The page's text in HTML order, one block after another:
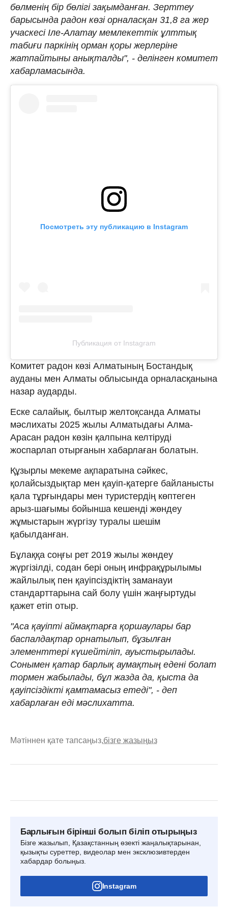
бөлменің бір бөлігі зақымданған. Зерттеу
барысында радон көзі орналасқан 31,8 га жер
учаскесі Іле-Алатау мемлекеттік ұлттық
табиғи паркінің орман қоры жерлеріне
жатпайтыны анықталды", - делінген комитет
хабарламасында.
Посмотреть эту публикацию в Instagram
Публикация от Instagram
Комитет радон көзі Алматының Бостандық
ауданы мен Алматы облысында орналасқанына
назар аударды.
Еске салайық, былтыр желтоқсанда Алматы
мәслихаты 2025 жылы Алматыдағы Алма-
Арасан радон көзін қалпына келтіруді
жоспарлап отырғанын хабарлаған болатын.
Құзырлы мекеме ақпаратына сәйкес,
қолайсыздықтар мен қауіп-қатерге байланысты
қала тұрғындары мен туристердің көптеген
арыз-шағымы бойынша кешенді жөндеу
жұмыстарын жүргізу туралы шешім
қабылданған.
Бұлаққа соңғы рет 2019 жылы жөндеу
жүргізілді, содан бері оның инфрақұрылымы
жайлылық пен қауіпсіздіктің заманауи
стандарттарына сай болу үшін жаңғыртуды
қажет етіп отыр.
"Аса қауіпті аймақтарға қоршаулары бар
баспалдақтар орнатылып, бұзылған
элементтері күшейтіліп, ауыстырылады.
Сонымен қатар барлық аумақтың едені болат
тормен жабылады, бұл жазда да, қыста да
қауіпсіздікті қамтамасыз етеді", - деп
хабарлаған еді мәслихатта.
Мәтіннен қате тапсаңыз,бізге жазыңыз
Барлығын бірінші болып біліп отырыңыз
Бізге жазылып, Қазақстанның өзекті жаңалықтарынан,
қызықты суреттер, видеолар мен эксклюзивтерден
хабардар болыңыз.
Instagram